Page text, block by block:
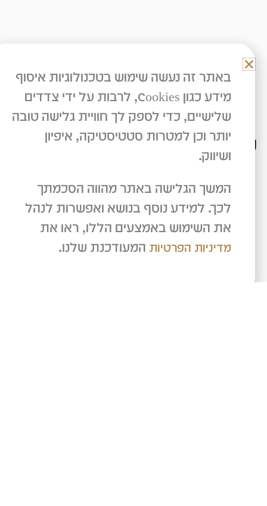
נשמח תמיד לעמוד לשירותכם
03-6188883
053-3409706
danielshaul16@gmail.com
עמק יזראל 13 בני ברק
באתר זה נעשה שימוש בטכנולוגיות איסוף
מידע כגון Cookies, לרבות על ידי צדדים
שלישיים, כדי לספק לך חוויית גלישה טובה
יותר וכן למטרות סטטיסטיקה, איפיון
ושיווק.
המשך הגלישה באתר מהווה הסכמתך
לכך. למידע נוסף בנושא ואפשרות לנהל
את השימוש באמצעים הללו, ראו את
מדיניות הפרטיות המעודכנת שלנו.